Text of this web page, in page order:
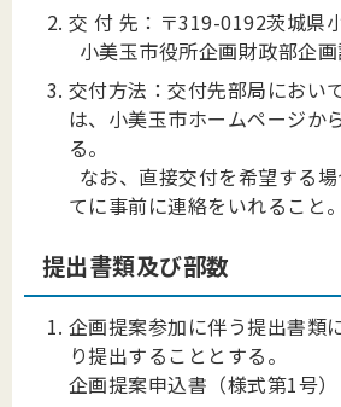
交 付 先：〒319-0192茨城県
小美玉市役所企画財政部企
交付方法：交付先部局におい
は、小美玉市ホームページか
る。
なお、直接交付を希望する
てに事前に連絡をいれること。
提出書類及び部数
企画提案参加に伴う提出書類
り提出することとする。
企画提案申込書（様式第1号